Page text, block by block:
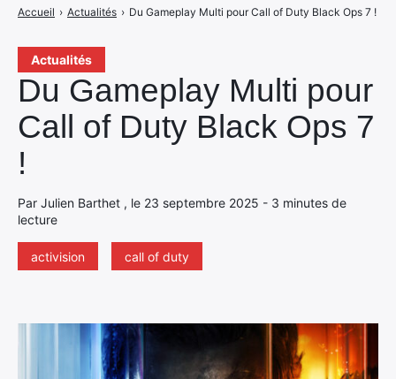
Actualités
Du Gameplay Multi pour
Call of Duty Black Ops 7
!
Par Julien Barthet , le 23 septembre 2025 - 3 minutes de
lecture
activision call of duty
Accueil › Actualités › Du Gameplay Multi pour Call of Duty Black Ops 7 !